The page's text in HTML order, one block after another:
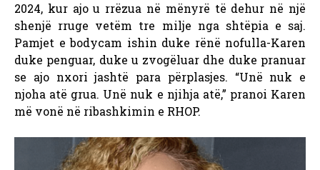
2024, kur ajo u rrëzua në mënyrë të dehur në një
shenjë rruge vetëm tre milje nga shtëpia e saj.
Pamjet e bodycam ishin duke rënë nofulla-Karen
duke penguar, duke u zvogëluar dhe duke pranuar
se ajo nxori jashtë para përplasjes. “Unë nuk e
njoha atë grua. Unë nuk e njihja atë,” pranoi Karen
më vonë në ribashkimin e RHOP.